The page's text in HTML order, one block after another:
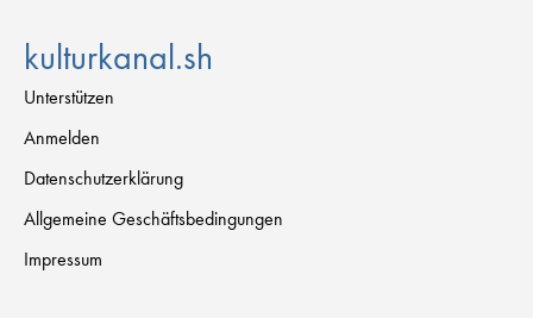
kulturkanal.sh
Unterstützen
Anmelden
Datenschutzerklärung
Allgemeine Geschäftsbedingungen
Impressum